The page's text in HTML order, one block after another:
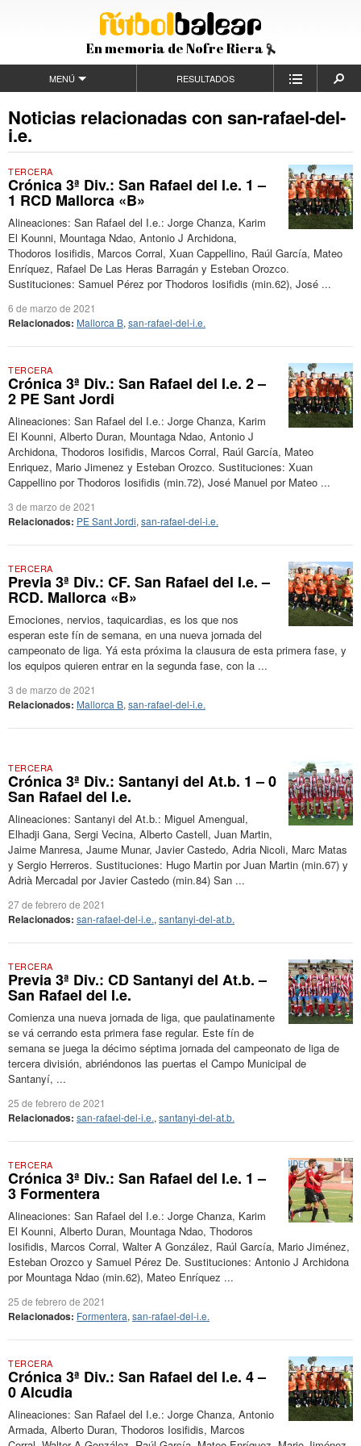
En memoria de Nofre Riera
MENÚ RESULTADOS
Noticias relacionadas con san-rafael-del-
i.e.
TERCERA
Crónica 3ª Div.: San Rafael del I.e. 1 –
1 RCD Mallorca «B»
Alineaciones: San Rafael del I.e.: Jorge Chanza, Karim
El Kounni, Mountaga Ndao, Antonio J Archidona,
Thodoros Iosifidis, Marcos Corral, Xuan Cappellino, Raúl García, Mateo
Enríquez, Rafael De Las Heras Barragán y Esteban Orozco.
Sustituciones: Samuel Pérez por Thodoros Iosifidis (min.62), José ...
6 de marzo de 2021
Relacionados: Mallorca B, san-rafael-del-i.e.
TERCERA
Crónica 3ª Div.: San Rafael del I.e. 2 –
2 PE Sant Jordi
Alineaciones: San Rafael del I.e.: Jorge Chanza, Karim
El Kounni, Alberto Duran, Mountaga Ndao, Antonio J
Archidona, Thodoros Iosifidis, Marcos Corral, Raúl García, Mateo
Enriquez, Mario Jimenez y Esteban Orozco. Sustituciones: Xuan
Cappellino por Thodoros Iosifidis (min.72), José Manuel por Mateo ...
3 de marzo de 2021
Relacionados: PE Sant Jordi, san-rafael-del-i.e.
TERCERA
Previa 3ª Div.: CF. San Rafael del I.e. –
RCD. Mallorca «B»
Emociones, nervios, taquicardias, es los que nos
esperan este fín de semana, en una nueva jornada del
campeonato de liga. Yá esta próxima la clausura de esta primera fase, y
los equipos quieren entrar en la segunda fase, con la ...
3 de marzo de 2021
Relacionados: Mallorca B, san-rafael-del-i.e.
TERCERA
Crónica 3ª Div.: Santanyi del At.b. 1 – 0
San Rafael del I.e.
Alineaciones: Santanyi del At.b.: Miguel Amengual,
Elhadji Gana, Sergi Vecina, Alberto Castell, Juan Martin,
Jaime Manresa, Jaume Munar, Javier Castedo, Adria Nicoli, Marc Matas
y Sergio Herreros. Sustituciones: Hugo Martin por Juan Martin (min.67) y
Adrià Mercadal por Javier Castedo (min.84) San ...
27 de febrero de 2021
Relacionados: san-rafael-del-i.e., santanyi-del-at.b.
TERCERA
Previa 3ª Div.: CD Santanyi del At.b. –
San Rafael del I.e.
Comienza una nueva jornada de liga, que paulatinamente
se vá cerrando esta primera fase regular. Este fín de
semana se juega la décimo séptima jornada del campeonato de liga de
tercera división, abriéndonos las puertas el Campo Municipal de
Santanyí, ...
25 de febrero de 2021
Relacionados: san-rafael-del-i.e., santanyi-del-at.b.
TERCERA
Crónica 3ª Div.: San Rafael del I.e. 1 –
3 Formentera
Alineaciones: San Rafael del I.e.: Jorge Chanza, Karim
El Kounni, Alberto Duran, Mountaga Ndao, Thodoros
Iosifidis, Marcos Corral, Walter A González, Raúl García, Mario Jiménez,
Esteban Orozco y Samuel Pérez De. Sustituciones: Antonio J Archidona
por Mountaga Ndao (min.62), Mateo Enríquez ...
25 de febrero de 2021
Relacionados: Formentera, san-rafael-del-i.e.
TERCERA
Crónica 3ª Div.: San Rafael del I.e. 4 –
0 Alcudia
Alineaciones: San Rafael del I.e.: Jorge Chanza, Antonio
Armada, Alberto Duran, Thodoros Iosifidis, Marcos